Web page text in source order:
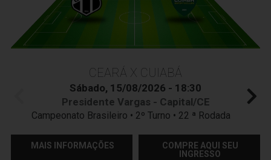
CEARÁ X CUIABÁ
Sábado, 15/08/2026 - 18:30
Presidente Vargas - Capital/CE
Campeonato Brasileiro • 2º Turno • 22 ª Rodada
MAIS INFORMAÇÕES
COMPRE AQUI SEU
INGRESSO